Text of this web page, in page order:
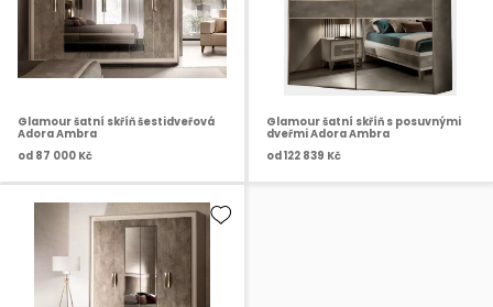
Glamour šatní skříň šestidveřová
Adora Ambra
od 87 000 Kč
Glamour šatní skříň s posuvnými
dveřmi Adora Ambra
od122 839 Kč